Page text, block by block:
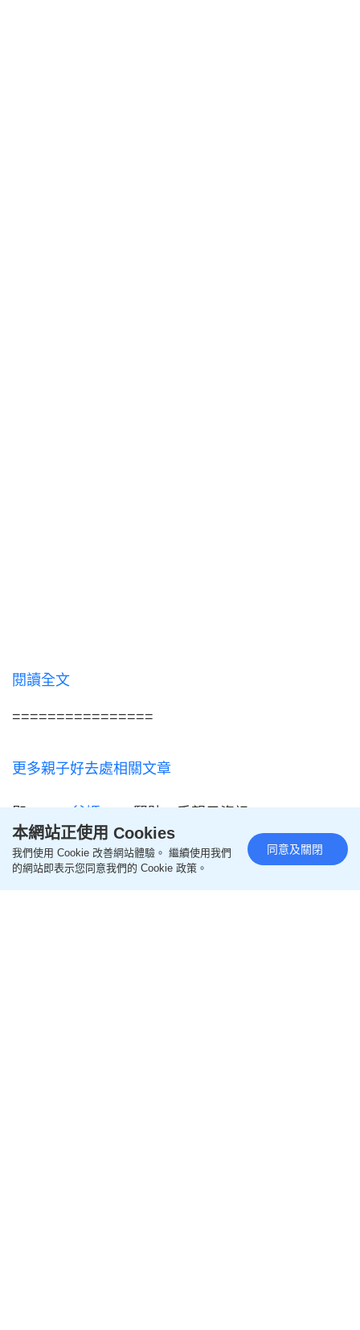
閱讀全文
================
更多親子好去處相關文章
即followOhpama IG
本網站正使用 Cookies
我們使用 Cookie 改善網站體驗。 繼續使用我們
的網站即表示您同意我們的 Cookie 政策。
同意及關閉